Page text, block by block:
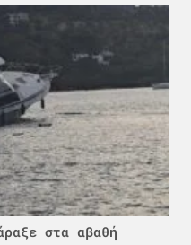
στα αβαθή